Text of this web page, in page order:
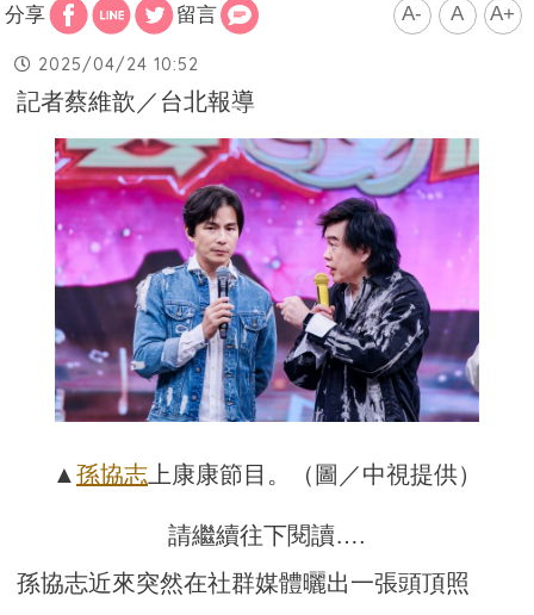
分享 留言 A- A A+
2025/04/24 10:52
記者蔡維歆／台北報導
▲ 孫協志 上康康節目。（圖／中視提供）
請繼續往下閱讀….
孫協志近來突然在社群媒體曬出一張頭頂照